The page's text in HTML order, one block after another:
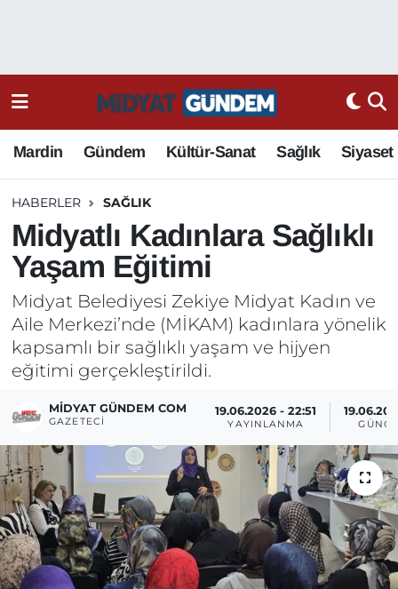
Mardin Gündem Kültür-Sanat Sağlık Siyaset
HABERLER SAĞLIK
Midyatlı Kadınlara Sağlıklı
Yaşam Eğitimi
Midyat Belediyesi Zekiye Midyat Kadın ve
Aile Merkezi’nde (MİKAM) kadınlara yönelik
kapsamlı bir sağlıklı yaşam ve hijyen
eğitimi gerçekleştirildi.
MIDYAT GÜNDEM COM
GAZETECI
19.06.2026 - 22:51
YAYINLANMA